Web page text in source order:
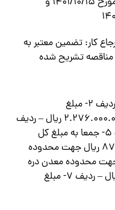
کار: تضمين معتبر به
تشريح شده
ردیف ۱- مبلغ ۵.۰۶۳.۰۰۰.۰۰۰ ریال – ردیف ۲- مبلغ
۷۴۱.۰۰۰.۰۰۰ ریال – ردیف۳- مبلغ ۲.۲۷۶.۰۰۰.۰۰۰ ریال – ردیف
۴- مبلغ ۶.۹۳۳.۰۰۰.۰۰۰ریال – ردیف ۵- جمعا به مبلغ كل
۱.۹۱۹.۰۰۰.۰۰۰ ريال ( مبلغ ۸۷۹.۰۰۰.۰۰۰ ريال جهت محدوده
۱.۰۴۰.۰۰۰۰.۰۰۰ ريال جهت محدوده معدن دره
گر)- ردیف ۶- مبلغ ۳.۷۴۳.۰۰۰.۰۰۰ریال – ردیف ۷- مبلغ